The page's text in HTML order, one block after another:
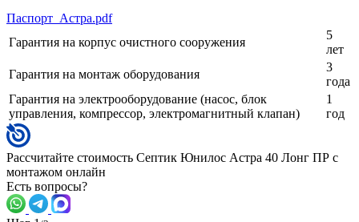
Паспорт_Астра.pdf
Гарантия на корпус очистного сооружения
5
лет
Гарантия на монтаж оборудования
3
года
Гарантия на электрооборудование (насос, блок
управления, компрессор, электромагнитный клапан)
1
год
Рассчитайте стоимость Септик Юнилос Астра 40 Лонг ПР с
монтажом онлайн
Есть вопросы?